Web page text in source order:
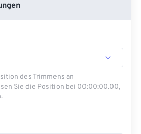
des Trimmens an
Sie die Position bei 00:00:00.00,